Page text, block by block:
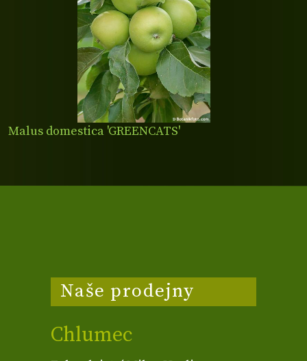
Malus domestica 'GREENCATS'
Naše prodejny
Chlumec